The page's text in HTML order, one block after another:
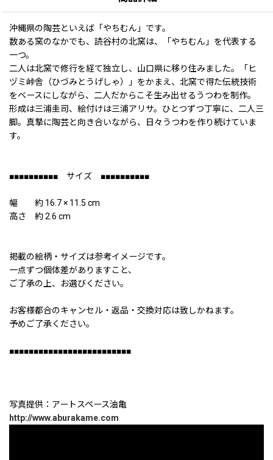
沖縄県の陶芸といえば「やちむん」です。
数ある窯のなかでも、読谷村の北窯は、「やちむん」を代表する
一つ。
二人は北窯で修行を経て独立し、山口県に移り住みました。「ヒ
ヅミ峠舎（ひづみとうげしゃ）」をかまえ、北窯で得た伝統技術
をベースにしながら、二人だからこそ生み出せるうつわを制作。
形成は三浦圭司、絵付けは三浦アリサ。ひとつずつ丁寧に、二人三
脚。真摯に陶芸と向き合いながら、日々うつわを作り続けていま
す。
■■■■■■■■■■ サイズ ■■■■■■■■■■
幅 約 16.7 × 11.5 cm
高さ 約 2.6 cm
掲載の絵柄・サイズは参考イメージです。
一点ずつ個体差がありますこと、
ご了承の上、お選びください。
お客様都合のキャンセル・返品・交換対応は致しかねます。
予めご了承ください。
■■■■■■■■■■■■■■■■■■■■■■■■■
写真提供：アートスペース油亀
http://www.aburakame.com